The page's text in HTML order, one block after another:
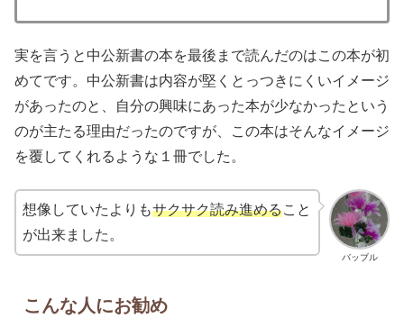
実を言うと中公新書の本を最後まで読んだのはこの本が初
めてです。中公新書は内容が堅くとっつきにくいイメージ
があったのと、自分の興味にあった本が少なかったという
のが主たる理由だったのですが、この本はそんなイメージ
を覆してくれるような１冊でした。
バッブル
想像していたよりもサクサク読み進めること
が出来ました。
こんな人にお勧め